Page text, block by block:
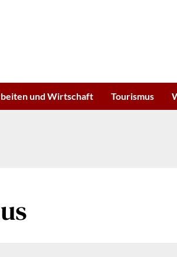
und Wirtschaft Tourismus